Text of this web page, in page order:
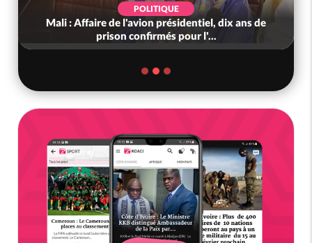
POLITIQUE
Mali : Affaire de l'avion présidentiel, dix ans de
prison confirmés pour l'...